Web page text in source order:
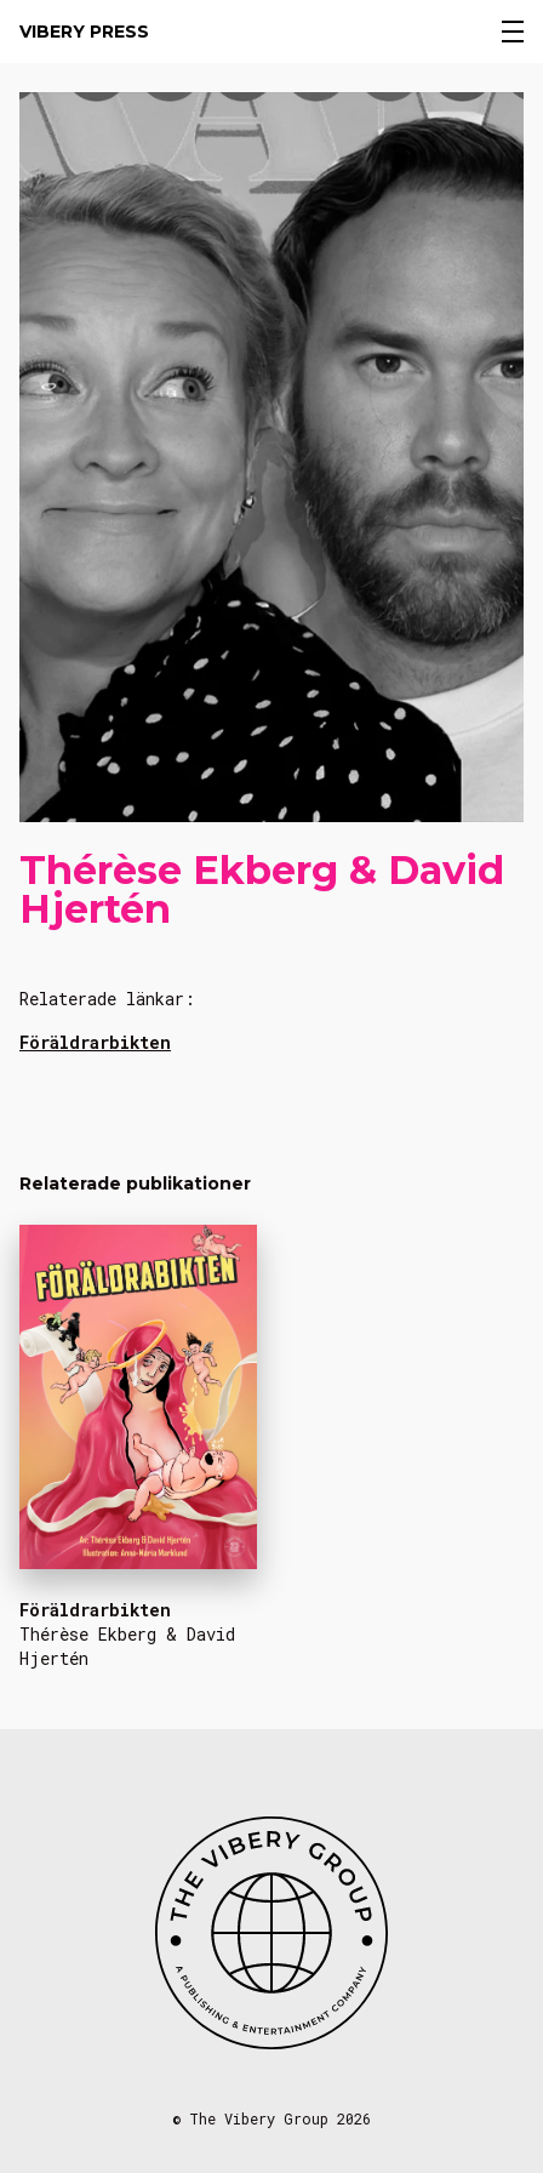
VIBERY PRESS
Thérèse Ekberg & David
Hjertén
Relaterade länkar:
Föräldrarbikten
Relaterade publikationer
Föräldrarbikten
Thérèse Ekberg & David
Hjertén
© The Vibery Group 2026